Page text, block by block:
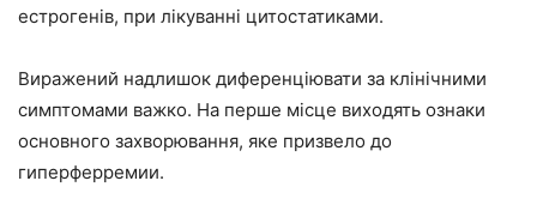
естрогенів, при лікуванні цитостатиками.
Виражений надлишок диференціювати за клінічними
симптомами важко. На перше місце виходять ознаки
основного захворювання, яке призвело до
гиперферремии.